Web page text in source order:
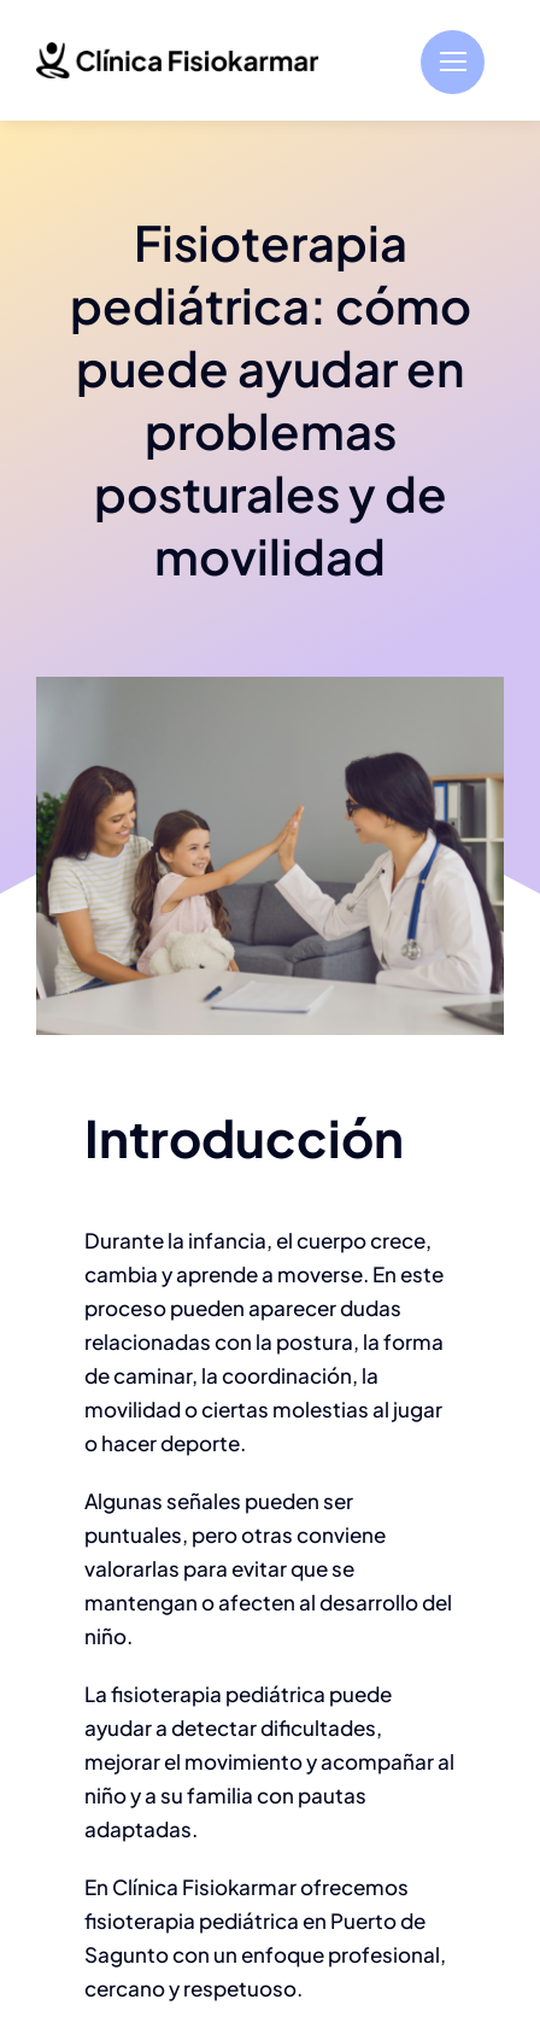
contenido
Fisioterapia
pediátrica: cómo
puede ayudar en
problemas
posturales y de
movilidad
Introducción
Durante la infancia, el cuerpo crece,
cambia y aprende a moverse. En este
proceso pueden aparecer dudas
relacionadas con la postura, la forma
de caminar, la coordinación, la
movilidad o ciertas molestias al jugar
o hacer deporte.
Algunas señales pueden ser
puntuales, pero otras conviene
valorarlas para evitar que se
mantengan o afecten al desarrollo del
niño.
La fisioterapia pediátrica puede
ayudar a detectar dificultades,
mejorar el movimiento y acompañar al
niño y a su familia con pautas
adaptadas.
En Clínica Fisiokarmar ofrecemos
fisioterapia pediátrica en Puerto de
Sagunto con un enfoque profesional,
cercano y respetuoso.